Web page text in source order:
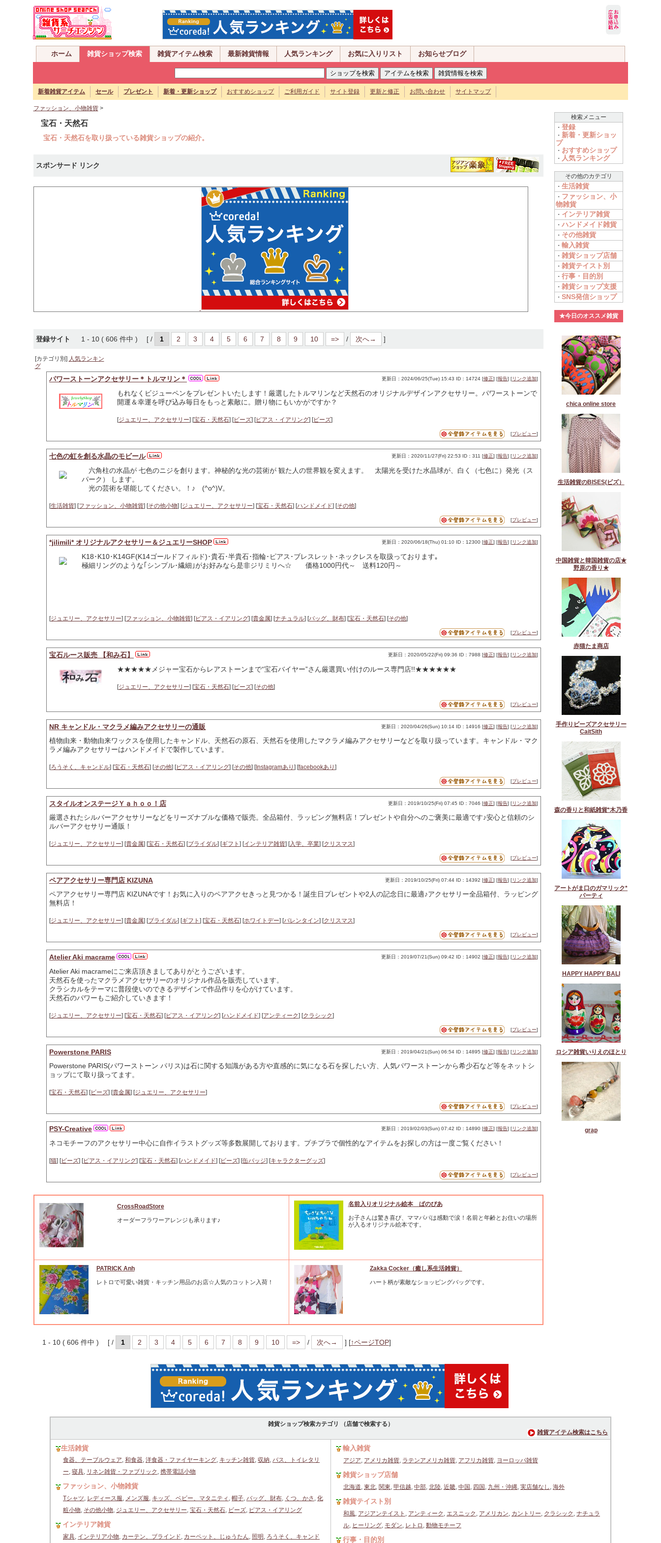
ホーム 雑貨ショップ検索 雑貨アイテム検索 最新雑貨情報 人気ランキング お気に入りリスト お知らせブログ
新着雑貨アイテム セール プレゼント 新着・更新ショップ おすすめショップ ご利用ガイド サイト登録 更新と修正 お問い合わせ サイトマップ
ファッション、小物雑貨>
宝石・天然石
宝石・天然石を取り扱っている雑貨ショップの紹介。
スポンサード リンク
登録サイト 1 - 10 ( 606 件中 ) [ / 1 2 3 4 5 6 7 8 9 10 => / 次へ→ ]
[カテゴリ別] 人気ランキン
グ
パワーストーンアクセサリー＊トルマリン＊ 更新日：2024/06/25(Tue) 15:43 ID：14724 [修正] [報告] [リンク追加]
もれなくビジューペンをプレゼントいたします！厳選したトルマリンなど天然石のオリジナルデザインアクセサリー。パワーストーンで
開運＆幸運を呼び込み毎日をもっと素敵に。贈り物にもいかがですか？
[ジュエリー、アクセサリー] [宝石・天然石] [ビーズ] [ピアス・イアリング] [ビーズ]
[プレビュー]
七色の虹を創る水晶のモビール 更新日：2020/11/27(Fri) 22:53 ID：311 [修正] [報告] [リンク追加]
六角柱の水晶が 七色のニジを創ります。神秘的な光の芸術が 観た人の世界観を変えます。 太陽光を受けた水晶球が、白く（七色に）発光（ス
パーク） します。
光の芸術を堪能してください。！♪ (^o^)V。
[生活雑貨] [ファッション、小物雑貨] [その他小物] [ジュエリー、アクセサリー] [宝石・天然石] [ハンドメイド] [その他]
[プレビュー]
*jilimili* オリジナルアクセサリー＆ジュエリーSHOP 更新日：2020/06/18(Thu) 01:10 ID：12300 [修正] [報告] [リンク追加]
K18･K10･K14GF(K14ゴールドフィルド)･貴石･半貴石･指輪･ピアス･ブレスレット･ネックレスを取扱っております｡
極細リングのような｢シンプル･繊細｣がお好みなら是非ジリミリへ☆ 価格1000円代～ 送料120円～
[ジュエリー、アクセサリー] [ファッション、小物雑貨] [ピアス・イアリング] [貴金属] [ナチュラル] [バッグ、財布] [宝石・天然石] [その他]
[プレビュー]
宝石ルース販売 【和み石】 更新日：2020/05/22(Fri) 09:36 ID：7988 [修正] [報告] [リンク追加]
★★★★★メジャー宝石からレアストーンまで“宝石バイヤー”さん厳選買い付けのルース専門店!!★★★★★★
[ジュエリー、アクセサリー] [宝石・天然石] [ビーズ] [その他]
[プレビュー]
NR キャンドル・マクラメ編みアクセサリーの通販 更新日：2020/04/26(Sun) 10:14 ID：14916 [修正] [報告] [リンク追加]
植物由来・動物由来ワックスを使用したキャンドル、天然石の原石、天然石を使用したマクラメ編みアクセサリーなどを取り扱っています。キャンドル・マク
ラメ編みアクセサリーはハンドメイドで製作しています。
[ろうそく、キャンドル] [宝石・天然石] [その他] [ピアス・イアリング] [その他] [Instagramあり ] [facebookあり ]
[プレビュー]
スタイルオンステージＹａｈｏｏ！店 更新日：2019/10/25(Fri) 07:45 ID：7046 [修正] [報告] [リンク追加]
厳選されたシルバーアクセサリーなどをリーズナブルな価格で販売。全品箱付、ラッピング無料店！プレゼントや自分へのご褒美に最適です♪安心と信頼のシ
ルバーアクセサリー通販！
[ジュエリー、アクセサリー] [貴金属] [宝石・天然石] [ブライダル] [ギフト ] [インテリア雑貨] [入学、卒業] [クリスマス]
[プレビュー]
ペアアクセサリー専門店 KIZUNA 更新日：2019/10/25(Fri) 07:44 ID：14392 [修正] [報告] [リンク追加]
ペアアクセサリー専門店 KIZUNAです！お気に入りのペアアクセきっと見つかる！誕生日プレゼントや2人の記念日に最適♪アクセサリー全品箱付、ラッピング
無料店！
[ジュエリー、アクセサリー] [貴金属] [ブライダル] [ギフト ] [宝石・天然石] [ホワイトデー] [バレンタイン] [クリスマス]
[プレビュー]
Atelier Aki macrame 更新日：2019/07/21(Sun) 09:42 ID：14902 [修正] [報告] [リンク追加]
Atelier Aki macrameにご来店頂きましてありがとうございます。
天然石を使ったマクラメアクセサリーのオリジナル作品を販売しています。
クラシカルをテーマに普段使いのできるデザインで作品作りを心がけています。
天然石のパワーもご紹介していきます！
[ジュエリー、アクセサリー] [宝石・天然石] [ピアス・イアリング] [ハンドメイド] [アンティーク] [クラシック]
[プレビュー]
Powerstone PARIS 更新日：2019/04/21(Sun) 06:54 ID：14895 [修正] [報告] [リンク追加]
Powerstone PARIS(パワーストーン パリス)は石に関する知識がある方や直感的に気になる石を探したい方、人気パワーストーンから希少石など等をネットシ
ョップにて取り扱ってます。
[宝石・天然石] [ビーズ] [貴金属] [ジュエリー、アクセサリー]
[プレビュー]
PSY-Creative 更新日：2019/02/03(Sun) 07:42 ID：14890 [修正] [報告] [リンク追加]
ネコモチーフのアクセサリー中心に自作イラストグッズ等多数展開しております。プチプラで個性的なアイテムをお探しの方は一度ご覧ください！
[猫] [ビーズ] [ピアス・イアリング] [宝石・天然石] [ハンドメイド] [ビーズ] [缶バッジ] [キャラクターグッズ]
[プレビュー]
CrossRoadStore
オーダーフラワーアレンジも承ります♪
名前入りオリジナル絵本 ぱのぴあ
お子さんは驚き喜び、ママパパは感動で涙！名前と年齢とお住いの場所
が入るオリジナル絵本です。
PATRICK Anh
レトロで可愛い雑貨・キッチン用品のお店☆人気のコットン入荷！
Zakka Cocker（癒し系生活雑貨）
ハート柄が素敵なショッピングバッグです。
1 - 10 ( 606 件中 ) [ / 1 2 3 4 5 6 7 8 9 10 => / 次へ→ ] [↑ページTOP]
検索メニュー
・ 登録
・ 新着・更新ショッ
プ
・ おすすめショップ
・ 人気ランキング
その他のカテゴリ
・ 生活雑貨
・ ファッション、小
物雑貨
・ インテリア雑貨
・ ハンドメイド雑貨
・ その他雑貨
・ 輸入雑貨
・ 雑貨ショップ店舗
・ 雑貨テイスト別
・ 行事・目的別
・ 雑貨ショップ支援
・ SNS発信ショップ
★今日のオススメ雑貨
chica online store
生活雑貨のBISES(ビズ）
中国雑貨と韓国雑貨の店★
野原の香り★
赤猫たま商店
手作りビーズアクセサリー
CaitSith
森の香りと和紙雑貨*木乃香
アートがま口のガマリック*
パーティ
HAPPY HAPPY BALI
ロシア雑貨いりえのほとり
grap
雑貨ショップ検索カテゴリ （店舗で検索する）
雑貨アイテム検索はこちら
生活雑貨
食器、テーブルウェア, 和食器, 洋食器・ファイヤーキング, キッチン雑貨, 収納, バス、トイレタリ
ー, 寝具, リネン雑貨・ファブリック , 携帯電話小物
ファッション、小物雑貨
Tシャツ, レディース服, メンズ服, キッズ、ベビー、マタニティ , 帽子, バッグ、財布, くつ、かさ , 化
粧小物, その他小物, ジュエリー、アクセサリー, 宝石・天然石, ビーズ, ピアス・イアリング
インテリア雑貨
家具, インテリア小物, カーテン、ブラインド, カーペット、じゅうたん, 照明 , ろうそく、キャンド
輸入雑貨
アジア, アメリカ雑貨, ラテンアメリカ雑貨, アフリカ雑貨, ヨーロッパ雑貨
雑貨ショップ店舗
北海道, 東北, 関東, 甲信越, 中部, 北陸, 近畿, 中国 , 四国 , 九州・沖縄, 実店舗なし , 海外
雑貨テイスト別
和風, アジアンテイスト , アンティーク , エスニック , アメリカン, カントリー, クラシック , ナチュラ
ル, ヒーリング, モダン, レトロ , 動物モチーフ
行事・目的別